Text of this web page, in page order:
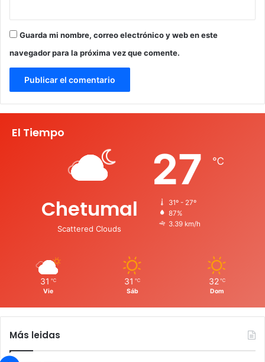
Guarda mi nombre, correo electrónico y web en este
navegador para la próxima vez que comente.
El Tiempo
Chetumal
Scattered Clouds
27 ℃
31º - 27º
87%
3.39 km/h
31 ℃
Vie
31 ℃
Sáb
32 ℃
Dom
Más leidas